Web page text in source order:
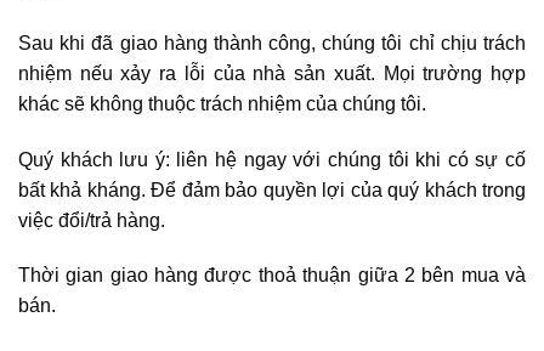
Sau khi đã giao hàng thành công, chúng tôi chỉ chịu trách
nhiệm nếu xảy ra lỗi của nhà sản xuất. Mọi trường hợp
khác sẽ không thuộc trách nhiệm của chúng tôi.
Quý khách lưu ý: liên hệ ngay với chúng tôi khi có sự cố
bất khả kháng. Để đảm bảo quyền lợi của quý khách trong
việc đổi/trả hàng.
Thời gian giao hàng được thoả thuận giữa 2 bên mua và
bán.